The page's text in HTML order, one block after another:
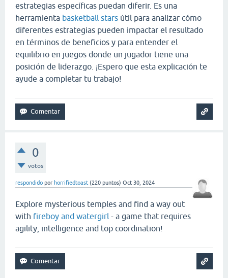
estrategias específicas puedan diferir. Es una
herramienta basketball stars útil para analizar cómo
diferentes estrategias pueden impactar el resultado
en términos de beneficios y para entender el
equilibrio en juegos donde un jugador tiene una
posición de liderazgo. ¡Espero que esta explicación te
ayude a completar tu trabajo!
0
votos
respondido por horrifiedtoast (220 puntos) Oct 30, 2024
Explore mysterious temples and find a way out
with fireboy and watergirl - a game that requires
agility, intelligence and top coordination!